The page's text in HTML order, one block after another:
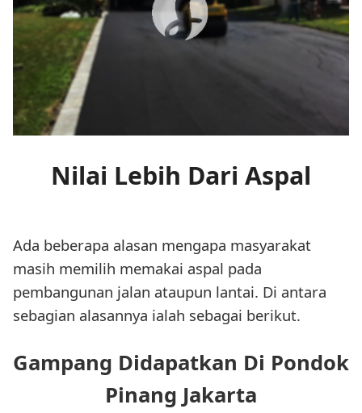
Nilai Lebih Dari Aspal
Ada beberapa alasan mengapa masyarakat
masih memilih memakai aspal pada
pembangunan jalan ataupun lantai. Di antara
sebagian alasannya ialah sebagai berikut.
Gampang Didapatkan Di Pondok
Pinang Jakarta